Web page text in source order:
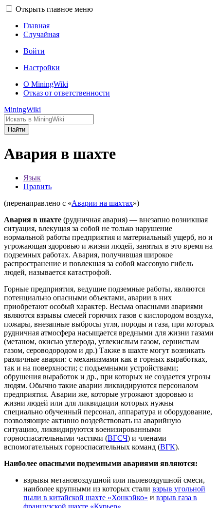
Открыть главное меню
Главная
Случайная
Войти
Настройки
О MiningWiki
Отказ от ответственности
MiningWiki
Найти
Авария в шахте
Язык
Править
(перенаправлено с «Аварии на шахтах»)
Авария в шахте (рудничная авария) — внезапно возникшая
ситуация, влекущая за собой не только нарушение
нормальной работы предприятия и материальный ущерб, но и
угрожающая здоровью и жизни людей, занятых в это время на
подземных работах. Авария, получившая широкое
распространение и повлекшая за собой массовую гибель
людей, называется катастрофой.
Горные предприятия, ведущие подземные работы, являются
потенциально опасными объектами, аварии в них
приобретают особый характер. Весьма опасными авариями
являются взрывы смесей горючих газов с кислородом воздуха,
пожары, внезапные выбросы угля, породы и газа, при которых
рудничная атмосфера насыщается вредными для жизни газами
(метаном, окисью углерода, углекислым газом, сернистым
газом, сероводородом и др.) Также в шахте могут возникать
различные аварии: с механизмами как в горных выработках,
так и на поверхности; с подъемными устройствами;
обрушения выработок и др., при которых не создается угрозы
людям. Обычно такие аварии ликвидируются персоналом
предприятия. Аварии же, которые угрожают здоровью и
жизни людей или для ликвидации которых нужны
специально обученный персонал, аппаратура и оборудование,
позволяющие активно воздействовать на аварийную
ситуацию, ликвидируются военизированными
горноспасательными частями (ВГСЧ) и членами
вспомогательных горноспасательных команд (ВГК).
Наиболее опасными подземными авариями являются:
взрывы метановоздушной или пылевоздушной смеси,
наиболее крупными из которых стали взрыв угольной
пыли в китайской шахте «Хонкэйко» и взрыв газа в
французской шахте «Курьер».